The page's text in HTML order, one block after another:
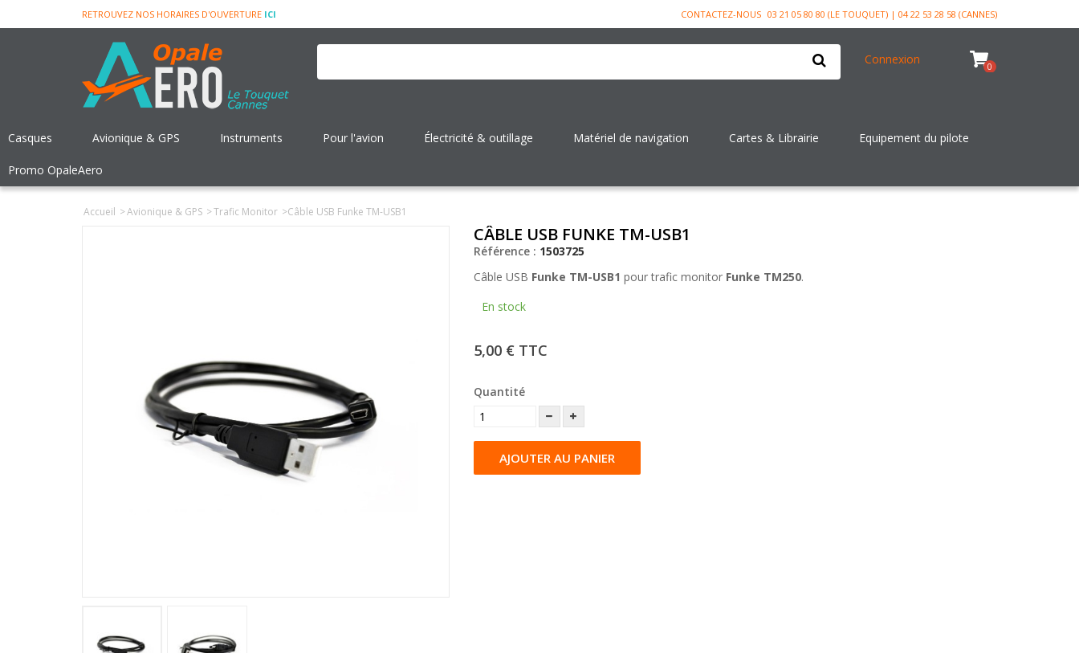
CONTACTEZ-NOUS 03 21 05 80 80 (LE TOUQUET) | 04 22 53 28 58 (CANNES)
RETROUVEZ NOS HORAIRES D'OUVERTURE ICI
Connexion 0
Casques Avionique & GPS Instruments Pour l'avion Électricité & outillage Matériel de navigation Cartes & Librairie Equipement du pilote
Promo OpaleAero
Accueil >Avionique & GPS >Trafic Monitor >Câble USB Funke TM-USB1
CÂBLE USB FUNKE TM-USB1
Référence : 1503725
Câble USB Funke TM-USB1 pour trafic monitor Funke TM250.
En stock
5,00 € TTC
Quantité
AJOUTER AU PANIER